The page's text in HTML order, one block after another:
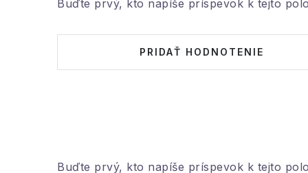
Buďte prvý, kto napíše príspevok k tejto
PRIDAŤ HODNOTENIE
Buďte prvý, kto napíše príspevok k tejto